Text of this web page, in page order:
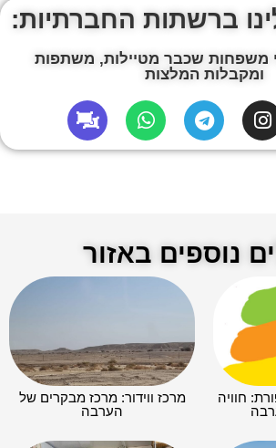
ברשתות החברתיות:
משפחות שכבר מטיילות, משתפות
ומקבלות המלצות
נוספים באזור
חוויה
מרכז ווידור: מרכז מבקרים של
הערבה